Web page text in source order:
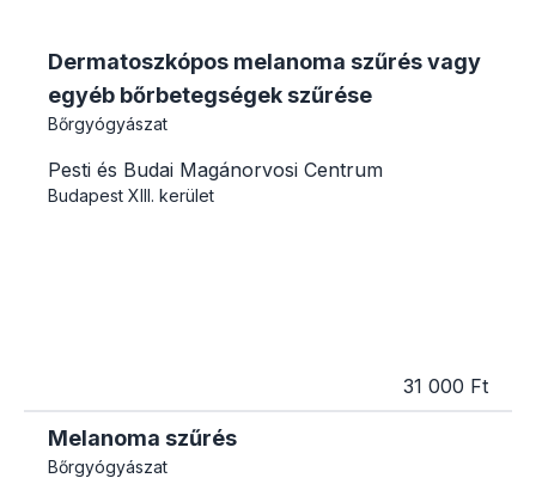
Dermatoszkópos melanoma szűrés vagy
egyéb bőrbetegségek szűrése
Bőrgyógyászat
Pesti és Budai Magánorvosi Centrum
Budapest XIII. kerület
31 000 Ft
Melanoma szűrés
Bőrgyógyászat